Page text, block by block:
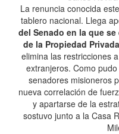
La renuncia conocida
tablero nacional. Llega
del Senado en la que
de la Propiedad Privada
elimina las restricciones
extranjeros. Como
senadores misioneros
nueva correlación de
y apartarse de la
sostuvo junto a la Casa